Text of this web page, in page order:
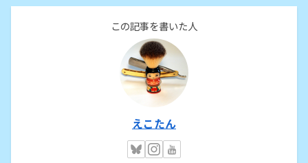
この記事を書いた人
えこたん